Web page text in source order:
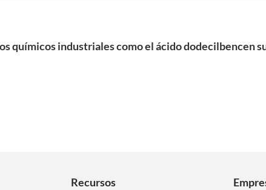
químicos industriales como el ácido dodecilbencen
Recursos